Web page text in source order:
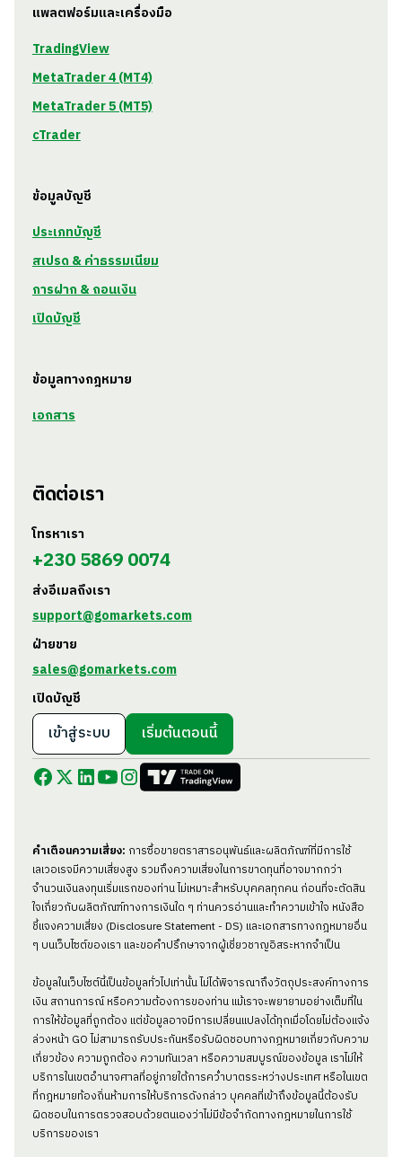
แพลตฟอร์มและเครื่องมือ
TradingView
MetaTrader 4 (MT4)
MetaTrader 5 (MT5)
cTrader
ข้อมูลบัญชี
ประเภทบัญชี
สเปรด & ค่าธรรมเนียม
การฝาก & ถอนเงิน
เปิดบัญชี
ข้อมูลทางกฎหมาย
เอกสาร
ติดต่อเรา
โทรหาเรา
+230 5869 0074
ส่งอีเมลถึงเรา
support@gomarkets.com
ฝ่ายขาย
sales@gomarkets.com
เปิดบัญชี
เข้าสู่ระบบ เริ่มต้นตอนนี้
คำเตือนความเสี่ยง: การซื้อขายตราสารอนุพันธ์และผลิตภัณฑ์ที่มีการใช้
เลเวอเรจมีความเสี่ยงสูง รวมถึงความเสี่ยงในการขาดทุนที่อาจมากกว่า
จำนวนเงินลงทุนเริ่มแรกของท่าน ไม่เหมาะสำหรับบุคคลทุกคน ก่อนที่จะตัดสิน
ใจเกี่ยวกับผลิตภัณฑ์ทางการเงินใด ๆ ท่านควรอ่านและทำความเข้าใจ หนังสือ
ชี้แจงความเสี่ยง (Disclosure Statement - DS) และเอกสารทางกฎหมายอื่น
ๆ บนเว็บไซต์ของเรา และขอคำปรึกษาจากผู้เชี่ยวชาญอิสระหากจำเป็น
ข้อมูลในเว็บไซต์นี้เป็นข้อมูลทั่วไปเท่านั้น ไม่ได้พิจารณาถึงวัตถุประสงค์ทางการ
เงิน สถานการณ์ หรือความต้องการของท่าน แม้เราจะพยายามอย่างเต็มที่ใน
การให้ข้อมูลที่ถูกต้อง แต่ข้อมูลอาจมีการเปลี่ยนแปลงได้ทุกเมื่อโดยไม่ต้องแจ้ง
ล่วงหน้า GO ไม่สามารถรับประกันหรือรับผิดชอบทางกฎหมายเกี่ยวกับความ
เกี่ยวข้อง ความถูกต้อง ความทันเวลา หรือความสมบูรณ์ของข้อมูล เราไม่ให้
บริการในเขตอำนาจศาลที่อยู่ภายใต้การคว่ำบาตรระหว่างประเทศ หรือในเขต
ที่กฎหมายท้องถิ่นห้ามการให้บริการดังกล่าว บุคคลที่เข้าถึงข้อมูลนี้ต้องรับ
ผิดชอบในการตรวจสอบด้วยตนเองว่าไม่มีข้อจำกัดทางกฎหมายในการใช้
บริการของเรา